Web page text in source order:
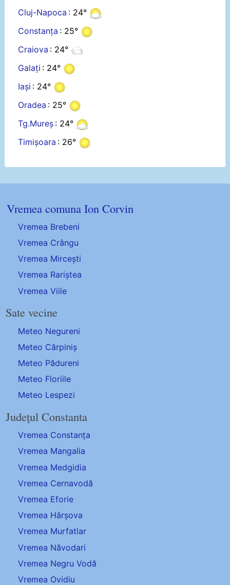
Cluj-Napoca : 24°
Constanța : 25°
Craiova : 24°
Galați : 24°
Iași : 24°
Oradea : 25°
Tg.Mureș : 24°
Timișoara : 26°
Vremea comuna Ion Corvin
Vremea Brebeni
Vremea Crângu
Vremea Mircești
Vremea Rariștea
Vremea Viile
Sate vecine
Meteo Negureni
Meteo Cărpiniș
Meteo Pădureni
Meteo Floriile
Meteo Lespezi
Județul Constanta
Vremea Constanța
Vremea Mangalia
Vremea Medgidia
Vremea Cernavodă
Vremea Eforie
Vremea Hârșova
Vremea Murfatlar
Vremea Năvodari
Vremea Negru Vodă
Vremea Ovidiu